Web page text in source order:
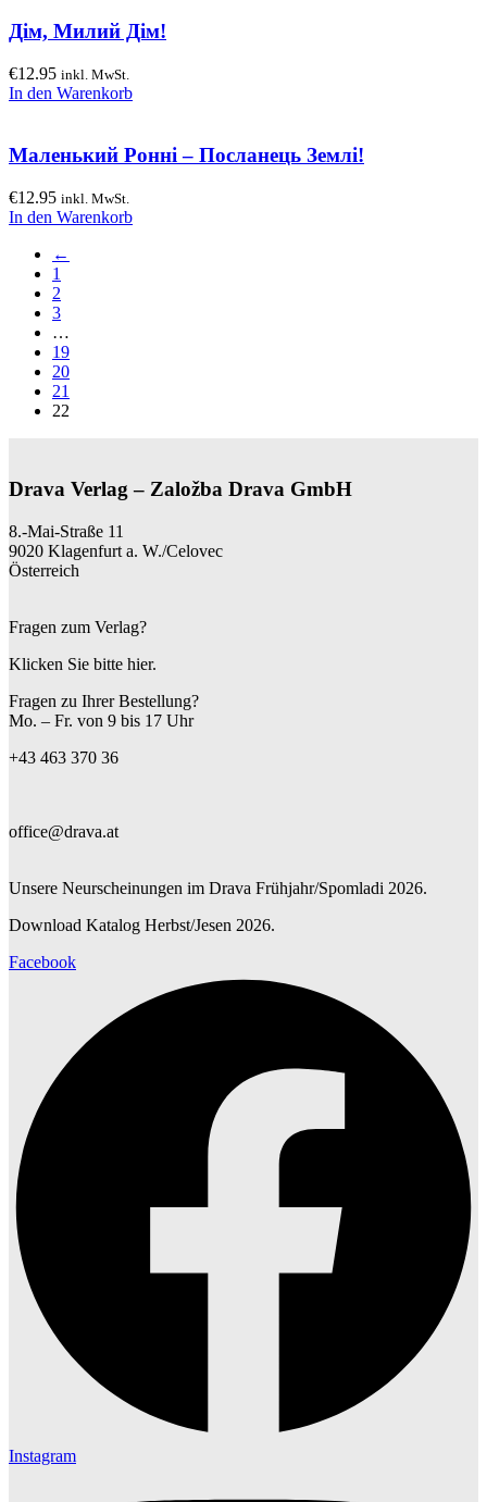
Дім, Милий Дім!
€12.95 inkl. MwSt.
In den Warenkorb
Маленький Ронні – Посланець Землі!
€12.95 inkl. MwSt.
In den Warenkorb
←
1
2
3
…
19
20
21
22
Drava Verlag – Založba Drava GmbH
8.-Mai-Straße 11
9020 Klagenfurt a. W./Celovec
Österreich
Fragen zum Verlag?
Klicken Sie bitte hier.
Fragen zu Ihrer Bestellung?
Mo. – Fr. von 9 bis 17 Uhr
+43 463 370 36
office@drava.at
Unsere Neurscheinungen im Drava Frühjahr/Spomladi 2026.
Download Katalog Herbst/Jesen 2026.
Facebook
Instagram